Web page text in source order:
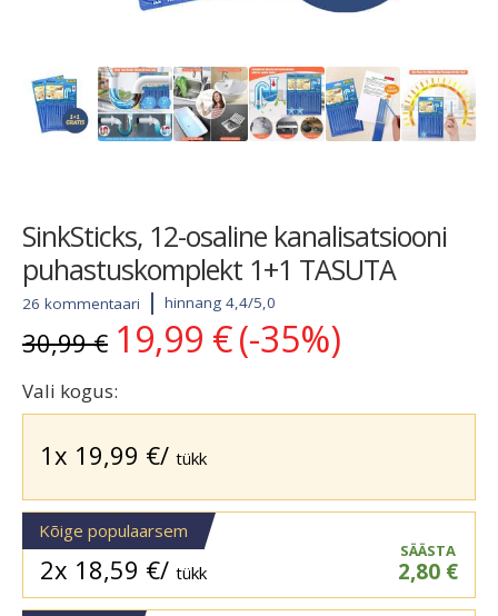
SinkSticks, 12-osaline kanalisatsiooni
puhastuskomplekt 1+1 TASUTA
26 kommentaari hinnang 4,4/5,0
30,99€ Algne
hind
oli:
30,99 €.
19,99 € Current
price
19,99 €.
(-35%)
Vali kogus:
1x 19,99 €/ tükk
Kõige populaarsem
2x 18,59 €/ tükk
SÄÄSTA
2,80 €